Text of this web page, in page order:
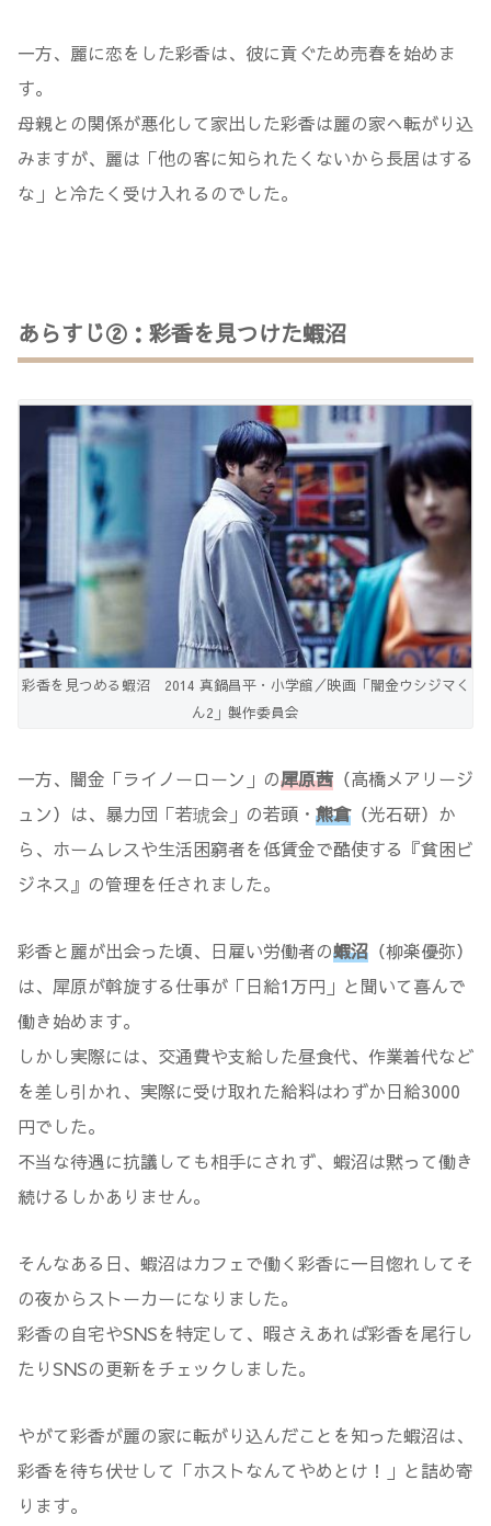
一方、麗に恋をした彩香は、彼に貢ぐため売春を始めま
す。
母親との関係が悪化して家出した彩香は麗の家へ転がり込
みますが、麗は「他の客に知られたくないから長居はする
な」と冷たく受け入れるのでした。
あらすじ②：彩香を見つけた蝦沼
彩香を見つめる蝦沼 2014 真鍋昌平・小学館／映画「闇金ウシジマく
ん2」製作委員会
一方、闇金「ライノーローン」の犀原茜 （高橋メアリージ
ュン）は、暴力団「若琥会」の若頭・ 熊倉（光石研）か
ら、ホームレスや生活困窮者を低賃金で酷使する『貧困ビ
ジネス』の管理を任されました。
彩香と麗が出会った頃、日雇い労働者の蝦沼 （柳楽優弥）
は、犀原が斡旋する仕事が「日給1万円」と聞いて喜んで
働き始めます。
しかし実際には、交通費や支給した昼食代、作業着代など
を差し引かれ、実際に受け取れた給料はわずか日給3000
円でした。
不当な待遇に抗議しても相手にされず、蝦沼は黙って働き
続けるしかありません。
そんなある日、蝦沼はカフェで働く彩香に一目惚れしてそ
の夜からストーカーになりました。
彩香の自宅やSNSを特定して、暇さえあれば彩香を尾行し
たりSNSの更新をチェックしました。
やがて彩香が麗の家に転がり込んだことを知った蝦沼は、
彩香を待ち伏せして「ホストなんてやめとけ！」と詰め寄
ります。